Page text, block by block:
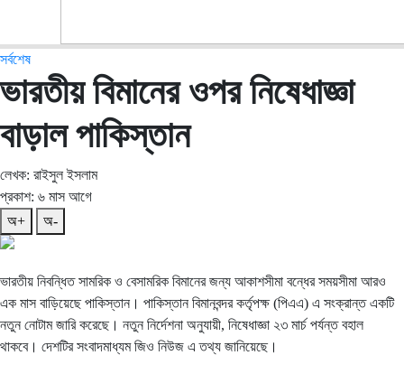
সর্বশেষ
ভারতীয় বিমানের ওপর নিষেধাজ্ঞা
বাড়াল পাকিস্তান
লেখক: রাইসুল ইসলাম
প্রকাশ: ৬ মাস আগে
অ+
অ-
ভারতীয় নিবন্ধিত সামরিক ও বেসামরিক বিমানের জন্য আকাশসীমা বন্ধের সময়সীমা আরও
এক মাস বাড়িয়েছে পাকিস্তান। পাকিস্তান বিমানবন্দর কর্তৃপক্ষ (পিএএ) এ সংক্রান্ত একটি
নতুন নোটাম জারি করেছে। নতুন নির্দেশনা অনুযায়ী, নিষেধাজ্ঞা ২৩ মার্চ পর্যন্ত বহাল
থাকবে। দেশটির সংবাদমাধ্যম জিও নিউজ এ তথ্য জানিয়েছে।